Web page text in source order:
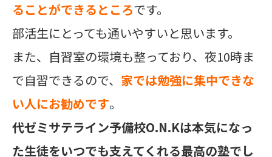
ることができるところです。
部活生にとっても通いやすいと思います。
また、自習室の環境も整っており、夜10時ま
で自習できるので、 家では勉強に集中できな
い人にお勧めです。
代ゼミサテライン予備校O.N.Kは本気になっ
た生徒をいつでも支えてくれる最高の塾でし